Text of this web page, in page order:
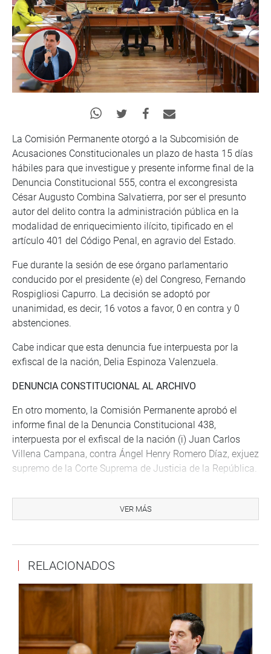
La Comisión Permanente otorgó a la Subcomisión de
Acusaciones Constitucionales un plazo de hasta 15 días
hábiles para que investigue y presente informe final de la
Denuncia Constitucional 555, contra el excongresista
César Augusto Combina Salvatierra, por ser el presunto
autor del delito contra la administración pública en la
modalidad de enriquecimiento ilícito, tipificado en el
artículo 401 del Código Penal, en agravio del Estado.
Fue durante la sesión de ese órgano parlamentario
conducido por el presidente (e) del Congreso, Fernando
Rospigliosi Capurro. La decisión se adoptó por
unanimidad, es decir, 16 votos a favor, 0 en contra y 0
abstenciones.
Cabe indicar que esta denuncia fue interpuesta por la
exfiscal de la nación, Delia Espinoza Valenzuela.
DENUNCIA CONSTITUCIONAL AL ARCHIVO
En otro momento, la Comisión Permanente aprobó el
informe final de la Denuncia Constitucional 438,
interpuesta por el exfiscal de la nación (i) Juan Carlos
Villena Campana, contra Ángel Henry Romero Díaz, exjuez
supremo de la Corte Suprema de Justicia de la República.
por no haberse recabado elementos de convicción que
evidencien que Romero Díaz haya incurrido en la presunta
400 del Código Penal), en agravio del Estado.
El informe fue respaldado por 10 votos a favor, 1 en
OTRAS DENUNCIAS AL ARCHIVO
VER MÁS
RELACIONADOS